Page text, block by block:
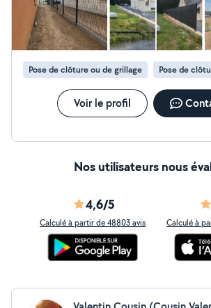
Pose de clôture ou de grillage Pose de
Voir le profil
Nos utilisateurs nous
4,6/5
Calculé à partir de 48803 avis Calculé à